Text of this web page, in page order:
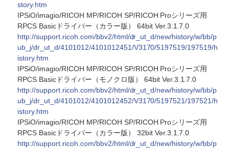
story.htm
IPSiO/imagio/RICOH MP/RICOH SP/RICOH Proシリーズ用
RPCS Basicドライバー（カラー版） 64bit Ver.3.1.7.0
http://support.ricoh.com/bbv2/html/dr_ut_d/new/history/w/bb/p
ub_j/dr_ut_d/4101012/4101012451/V3170/5197519/197519/h
istory.htm
IPSiO/imagio/RICOH MP/RICOH SP/RICOH Proシリーズ用
RPCS Basicドライバー（モノクロ版） 64bit Ver.3.1.7.0
http://support.ricoh.com/bbv2/html/dr_ut_d/new/history/w/bb/p
ub_j/dr_ut_d/4101012/4101012452/V3170/5197521/197521/h
istory.htm
IPSiO/imagio/RICOH MP/RICOH SP/RICOH Proシリーズ用
RPCS Basicドライバー（カラー版） 32bit Ver.3.1.7.0
http://support.ricoh.com/bbv2/html/dr_ut_d/new/history/w/bb/p